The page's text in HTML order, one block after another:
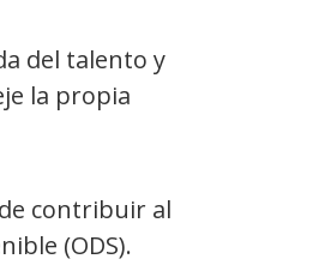
del talento y
la propia
contribuir al
(ODS).